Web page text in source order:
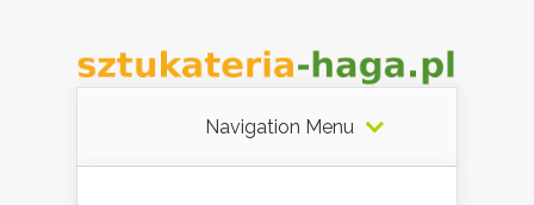
Navigation Menu